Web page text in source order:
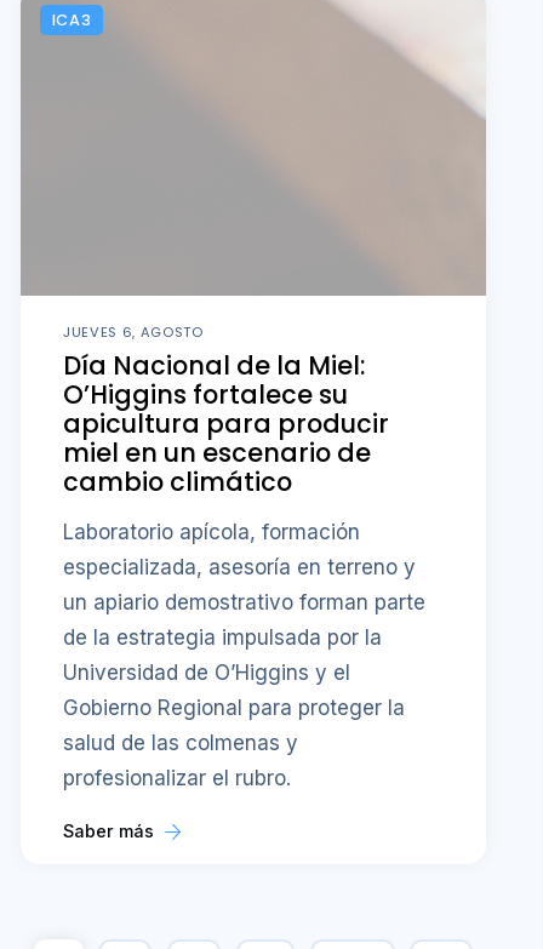
ICA3
JUEVES 6, AGOSTO
Día Nacional de la Miel:
O’Higgins fortalece su
apicultura para producir
miel en un escenario de
cambio climático
Laboratorio apícola, formación
especializada, asesoría en terreno y
un apiario demostrativo forman parte
de la estrategia impulsada por la
Universidad de O’Higgins y el
Gobierno Regional para proteger la
salud de las colmenas y
profesionalizar el rubro.
Saber más